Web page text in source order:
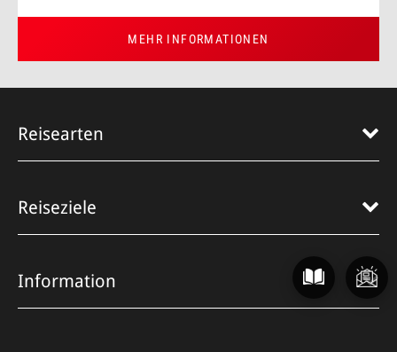
MEHR INFORMATIONEN
Reisearten
Reiseziele
Information